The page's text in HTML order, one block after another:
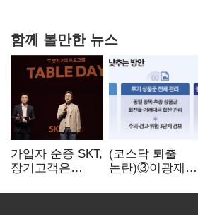
함께 볼만한 뉴스
가입자 순증 SKT,
장기고객은
챙긴다
(코스닥 퇴출
논란)③이광재
자동차 없애지는